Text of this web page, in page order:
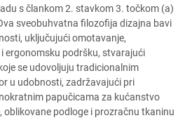
s člankom 2. stavkom 3. točkom (a)
sveobuhvatna filozofija dizajna bavi
uključujući omotavanje,
ergonomsku podršku, stvarajući
se udovoljuju tradicionalnim
u udobnosti, zadržavajući pri
papučicama za kućanstvo
oblikovane podloge i prozračnu tkaninu